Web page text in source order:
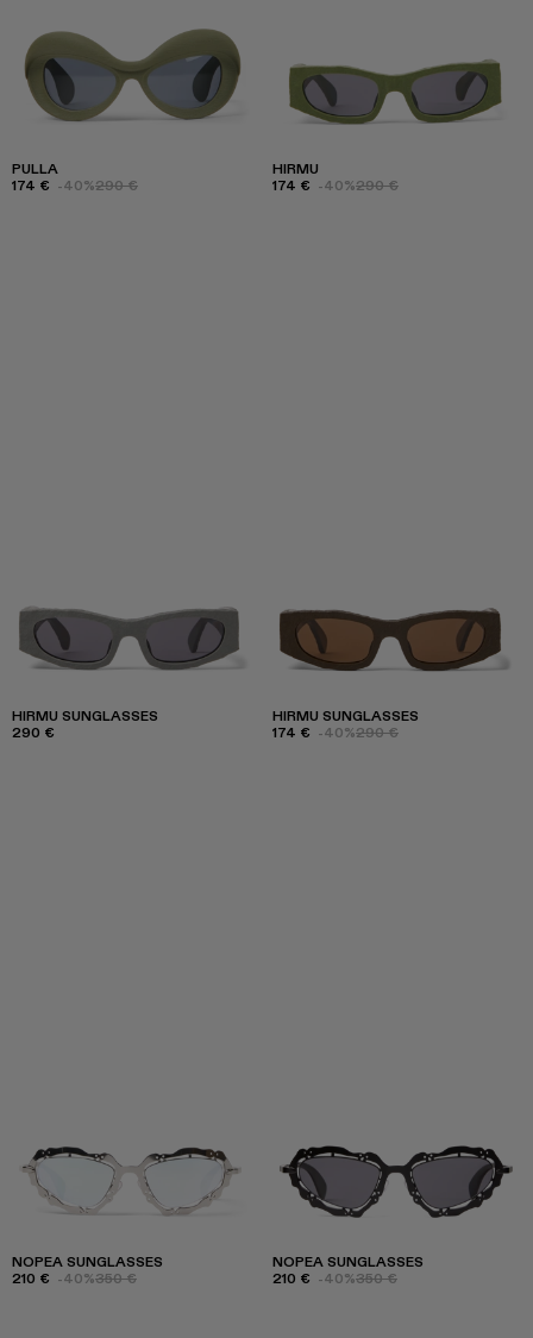
PULLA
174 € -40%290 €
HIRMU
174 € -40%290 €
HIRMU SUNGLASSES
290 €
HIRMU SUNGLASSES
174 € -40%290 €
NOPEA SUNGLASSES
210 € -40%350 €
NOPEA SUNGLASSES
210 € -40%350 €